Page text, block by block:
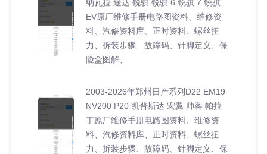
纳瓦拉 途达 锐骐 锐骐 6 锐骐 7 锐骐
EV原厂维修手册电路图资料、维修资
料、汽修资料库、正时资料、螺丝扭
力、拆装步骤、故障码、针脚定义、保
险盒图解、
2003-2026年郑州日产系列D22 EM19
NV200 P20 凯普斯达 宏翼 帅客 帕拉
丁原厂维修手册电路图资料、维修资
料、汽修资料库、正时资料、螺丝扭
力、拆装步骤、故障码、针脚定义、保